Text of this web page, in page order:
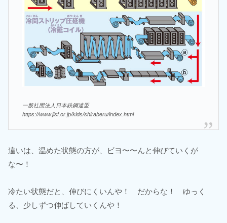
一般社団法人日本鉄鋼連盟
https://www.jisf.or.jp/kids/shiraberu/index.html
違いは、温めた状態の方が、ビヨ〜〜んと伸びていくが
な〜！
冷たい状態だと、伸びにくいんや！ だからな！ ゆっく
る、少しずつ伸ばしていくんや！